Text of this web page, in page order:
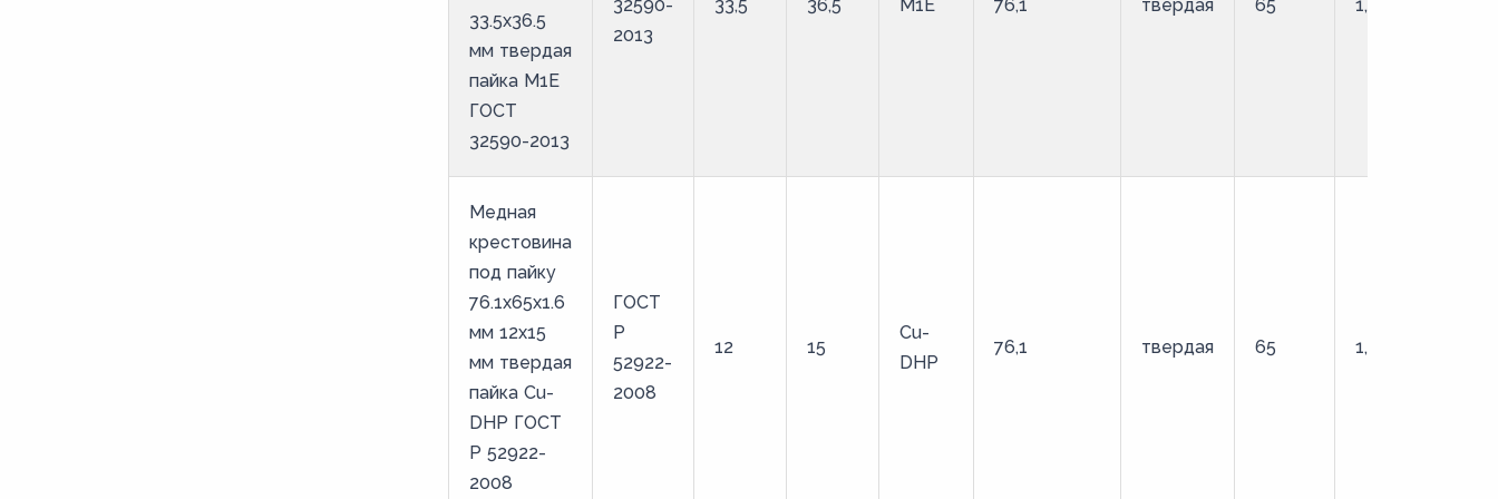
33.5х36.5
мм твердая
пайка М1Е
ГОСТ
32590-2013
32590-
2013
33,5 36,5 М1Е 76,1 твердая 65 1,6
Медная
крестовина
под пайку
76.1х65х1.6
мм 12х15
мм твердая
пайка Cu-
DHP ГОСТ
Р 52922-
2008
ГОСТ
Р
52922-
2008
12 15
Cu-
DHP
76,1 твердая 65 1,6